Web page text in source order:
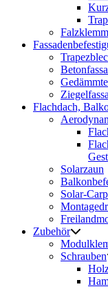
Flachdach,
Solarzaun
Solar-
Zubehör
Schrauben